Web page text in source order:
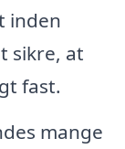
inden
sikre, at
fast.
mange